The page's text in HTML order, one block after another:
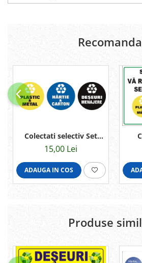
Colectati selectiv Set
3buc 10cm
15,00 Lei
ADAUGA IN COS
Produse